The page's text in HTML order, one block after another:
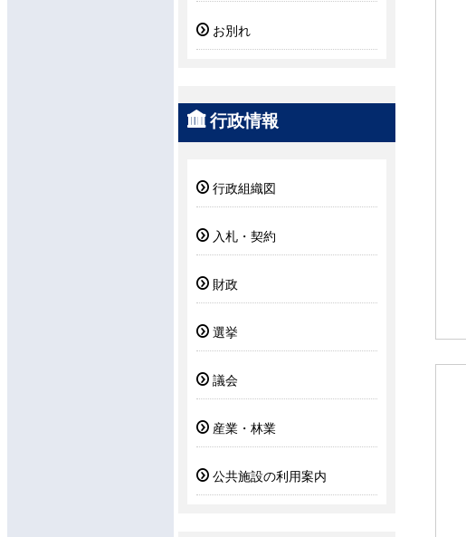
お別れ
行政情報
行政組織図
入札・契約
財政
選挙
議会
産業・林業
公共施設の利用案内